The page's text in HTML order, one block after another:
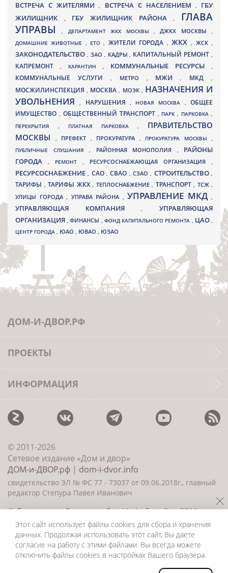
ВСТРЕЧА С ЖИТЕЛЯМИ, ВСТРЕЧА С НАСЕЛЕНИЕМ , ГБУ
ЖИЛИЩНИК
, ГБУ ЖИЛИЩНИК РАЙОНА, ГЛАВА
УПРАВЫ, ДЕПАРТАМЕНТ ЖКХ МОСКВЫ ,ДЖКХ МОСКВЫ ,
ДОМАШНИЕ ЖИВОТНЫЕ , ЕТО, ЖИТЕЛИ ГОРОДА , ЖКХ, ЖСК,
ЗАКОНОДАТЕЛЬСТВО , ЗАО , КАДРЫ, КАПИТАЛЬНЫЙ РЕМОНТ ,
КАПРЕМОНТ , КАРАНТИН , КОММУНАЛЬНЫЕ РЕСУРСЫ,
КОММУНАЛЬНЫЕ УСЛУГИ , МЕТРО , МЖИ, МКД ,
МОСЖИЛИНСПЕКЦИЯ, МОСКВА , МОЭК , НАЗНАЧЕНИЯ И
УВОЛЬНЕНИЯ, НАРУШЕНИЯ , НОВАЯ МОСКВА ,ОБЩЕЕ
ИМУЩЕСТВО , ОБЩЕСТВЕННЫЙ ТРАНСПОРТ , ПАРК, ПАРКОВКА ,
ПЕРЕКРЫТИЯ , ПЛАТНАЯ ПАРКОВКА , ПРАВИТЕЛЬСТВО
МОСКВЫ
, ПРЕФЕКТ , ПРОКУРАТУРА , ПРОКУРАТУРА МОСКВЫ ,
ПУБЛИЧНЫЕ СЛУШАНИЯ , РАЙОННАЯ МОНОПОЛИЯ , РАЙОНЫ
ГОРОДА
, РЕМОНТ , РЕСУРСОСНАБЖАЮЩАЯ ОРГАНИЗАЦИЯ ,
РЕСУРСОСНАБЖЕНИЕ, САО,СВАО ,СЗАО, СТРОИТЕЛЬСТВО,
ТАРИФЫ , ТАРИФЫ ЖКХ , ТЕПЛОСНАБЖЕНИЕ , ТРАНСПОРТ , ТСЖ ,
УЛИЦЫ ГОРОДА , УПРАВА РАЙОНА , УПРАВЛЕНИЕ МКД ,
УПРАВЛЯЮЩАЯ КОМПАНИЯ,УПРАВЛЯЮЩАЯ
ОРГАНИЗАЦИЯ,ФИНАНСЫ , ФОНД КАПИТАЛЬНОГО РЕМОНТА , ЦАО,
ЦЕНТР ГОРОДА , ЮАО , ЮВАО , ЮЗАО
ДОМ-И-ДВОР.РФ
ПРОЕКТЫ
ИНФОРМАЦИЯ
© 2011-2026
Сетевое издание «Дом и двор»
ДОМ-и-ДВОР.рф | dom-i-dvor.info
свидетельство ЭЛ № ФС 77 - 73037 от 09.06.2018г., главный
редактор Степура Павел Иванович
©Создание сайта и дизайн«ИнфоДизайн» 2011—
2026
Этот сайт использует файлы cookies для сбора и хранения
данных. Продолжая использовать этот сайт, Вы даете
согласие на работу с этими файлами. Вы всегда можете
отключить файлы cookies в настройках Вашего браузера.